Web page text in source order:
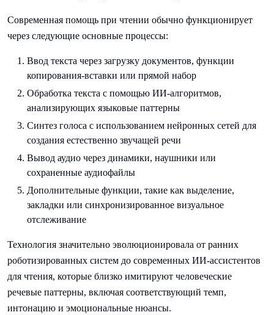
Современная помощь при чтении обычно функционирует
через следующие основные процессы:
Ввод текста через загрузку документов, функции
копирования-вставки или прямой набор
Обработка текста с помощью ИИ-алгоритмов,
анализирующих языковые паттерны
Синтез голоса с использованием нейронных сетей для
создания естественно звучащей речи
Вывод аудио через динамики, наушники или
сохраненные аудиофайлы
Дополнительные функции, такие как выделение,
закладки или синхронизированное визуальное
отслеживание
Технология значительно эволюционировала от ранних
роботизированных систем до современных ИИ-ассистентов
для чтения, которые близко имитируют человеческие
речевые паттерны, включая соответствующий темп,
интонацию и эмоциональные нюансы.